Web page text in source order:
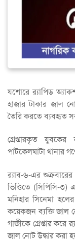
যশোরে র‌্যাপিড
হাজার টাকার জাল
তৈরি করতে ব্যবহৃত
গ্রেপ্তারকৃত যুবকের
পাটকেলঘাটা থানার
র‌্যাব-৬-এর শুক্রবারের
ভিত্তিতে (সিপিসি-
মনিহার সিনেমা
কয়েকজন ব্যক্তি জাল
গাজীকে গ্রেপ্তার করে
জাল নোট উদ্ধার করা